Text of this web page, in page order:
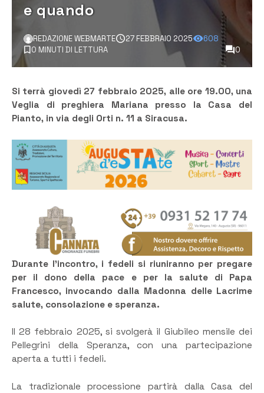
e quando
REDAZIONE WEBMARTE 27 FEBBRAIO 2025
608
0 MINUTI DI LETTURA
0
Si terrà giovedì 27 febbraio 2025, alle ore 19.00, una
Veglia di preghiera Mariana presso la Casa del
Pianto, in via degli Orti n. 11 a Siracusa.
Durante l’incontro, i fedeli si riuniranno per pregare
per il dono della pace e per la salute di Papa
Francesco, invocando dalla Madonna delle Lacrime
salute, consolazione e speranza.
Il 28 febbraio 2025, si svolgerà il Giubileo mensile dei
Pellegrini della Speranza, con una partecipazione
aperta a tutti i fedeli.
La tradizionale processione partirà dalla Casa del